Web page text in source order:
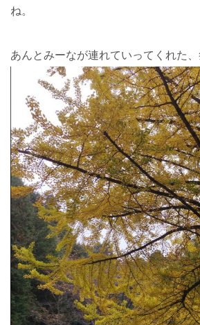
ね。
あんとみーなが連れていってくれた、